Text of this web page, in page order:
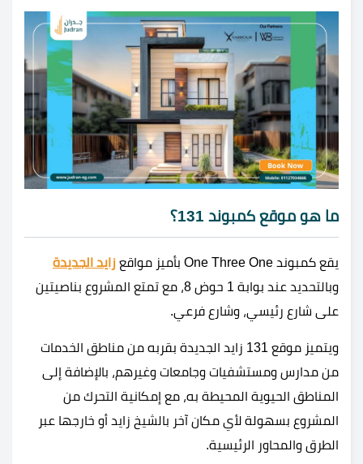
ما هو موقع كمبوند 131؟
يقع كمبوند One Three One بأميز مواقع
زايد الجديدة
وبالتحديد عند بوابة 1 حوض 8، مع تمتع المشروع بناصيتين
على شارع رئيسي، وشارع فرعي.
ويتميز موقع 131 زايد الجديدة بقربه من مناطق الخدمات
من مدارس ومستشفيات وجامعات وغيرهم، بالإضافة إلى
المناطق الحيوية المحيطة به، مع إمكانية التحرك من
المشروع بسهولة لأي مكان آخر بالشيخ زايد أو خارجها عبر
الطرق والمحاور الرئيسية.